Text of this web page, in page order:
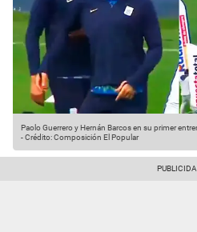
Paolo Guerrero y Hernán Barcos en su primer
-Crédito: Composición El Popular